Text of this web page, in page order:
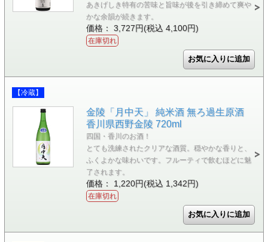
あきげしき特有の苦味と旨味が後を引き締めて爽や
かな余韻が続きます。
価格： 3,727円(税込 4,100円)
在庫切れ
【冷蔵】
金陵「月中天」 純米酒 無ろ過生原酒
香川県西野金陵 720ml
四国・香川のお酒！
とても洗練されたクリアな酒質。穏やかな香りと、
ふくよかな味わいです。フルーティで飲むほどに魅
了されます。
価格： 1,220円(税込 1,342円)
在庫切れ